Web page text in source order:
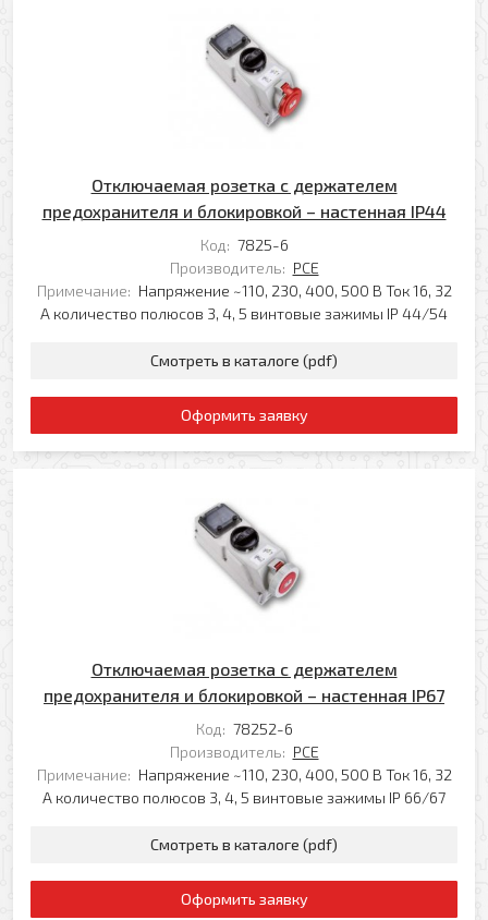
Отключаемая розетка с держателем
предохранителя и блокировкой – настенная IP44
Код: 7825-6
Производитель: PCE
Примечание: Напряжение ~110, 230, 400, 500 В Ток 16, 32
А количество полюсов 3, 4, 5 винтовые зажимы IP 44/54
Смотреть в каталоге (pdf)
Оформить заявку
Отключаемая розетка с держателем
предохранителя и блокировкой – настенная IP67
Код: 78252-6
Производитель: PCE
Примечание: Напряжение ~110, 230, 400, 500 В Ток 16, 32
А количество полюсов 3, 4, 5 винтовые зажимы IP 66/67
Смотреть в каталоге (pdf)
Оформить заявку